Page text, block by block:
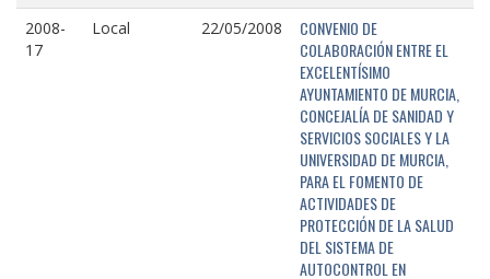
2008-
17
Local 22/05/2008
CONVENIO DE
COLABORACIÓN ENTRE EL
EXCELENTÍSIMO
AYUNTAMIENTO DE MURCIA,
CONCEJALÍA DE SANIDAD Y
SERVICIOS SOCIALES Y LA
UNIVERSIDAD DE MURCIA,
PARA EL FOMENTO DE
ACTIVIDADES DE
PROTECCIÓN DE LA SALUD
DEL SISTEMA DE
AUTOCONTROL EN